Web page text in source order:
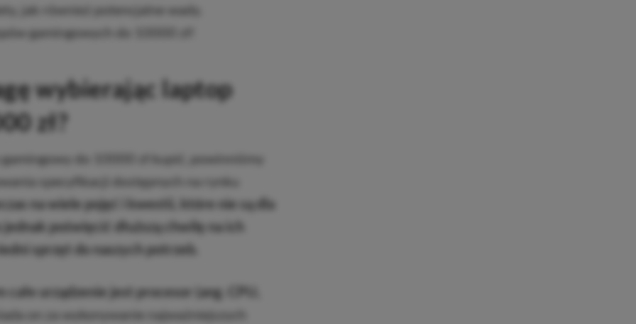
jak również potencjalne wady.
gamingowych do 10000 zł!
wybierając laptop
zł?
do 10000 zł kupić, powinniśmy
specyfikacji dostępnych na rynku
na wiele pojęć i kwestii, które nie są dla
poświęcić dłuższą chwilę na ich
sprzęt do naszych potrzeb.
całe urządzenie jest procesor (ang. CPU,
on za wykonywanie najważniejszych